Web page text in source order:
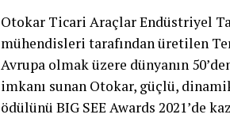
Otokar Ticari Araçlar Endüstriyel
mühendisleri tarafından üretilen
Avrupa olmak üzere dünyanın
imkanı sunan Otokar, güçlü,
ödülünü BIG SEE Awards 2021’de